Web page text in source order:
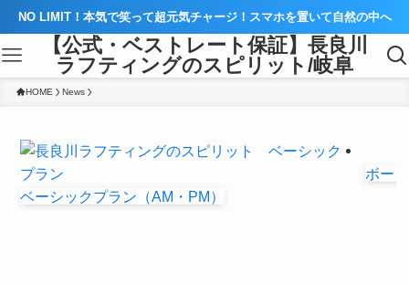
NO LIMIT！本気で笑って超元気チャージ！スマホを置いて自然の中へ
【公式・ベストレート保証】長良川
ラフティングのスピリット/岐阜
HOME News
ベーシックプラン（AM・PM）
ボー